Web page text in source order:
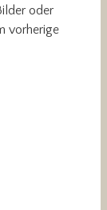
oder
vorherige